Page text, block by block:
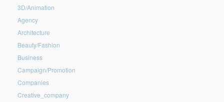
3D/Animation
Agency
Architecture
Beauty/Fashion
Business
Campaign/Promotion
Companies
Creative_company